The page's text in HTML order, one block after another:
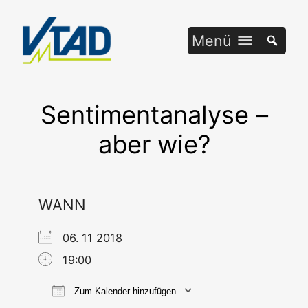
springen
Menü
Sentimentanalyse –
aber wie?
WANN
06. 11 2018
19:00
Zum Kalender hinzufügen